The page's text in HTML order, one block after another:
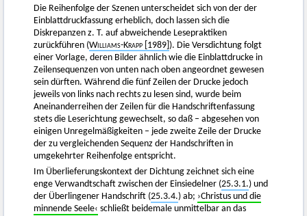
Die Reihenfolge der Szenen unterscheidet sich von der der
Einblattdruckfassung erheblich, doch lassen sich die
Diskrepanzen z. T. auf abweichende Lesepraktiken
zurückführen (Williams-Krapp [1989] ). Die Versdichtung folgt
einer Vorlage, deren Bilder ähnlich wie die Einblattdrucke in
Zeilensequenzen von unten nach oben angeordnet gewesen
sein dürften. Während die fünf Zeilen der Drucke jedoch
jeweils von links nach rechts zu lesen sind, wurde beim
Aneinanderreihen der Zeilen für die Handschriftenfassung
stets die Leserichtung gewechselt, so daß – abgesehen von
einigen Unregelmäßigkeiten – jede zweite Zeile der Drucke
der zu vergleichenden Sequenz der Handschriften in
umgekehrter Reihenfolge entspricht.
Im Überlieferungskontext der Dichtung zeichnet sich eine
enge Verwandtschaft zwischen der Einsiedelner (25.3.1.) und
der Überlingener Handschrift (25.3.4.) ab; ›Christus und die
minnende Seele‹ schließt beidemale unmittelbar an das